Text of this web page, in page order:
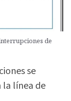
de
se
la línea de